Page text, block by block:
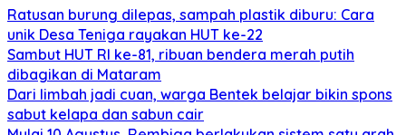
Ratusan burung dilepas, sampah plastik diburu: Cara
unik Desa Teniga rayakan HUT ke-22
Sambut HUT RI ke-81, ribuan bendera merah putih
dibagikan di Mataram
Dari limbah jadi cuan, warga Bentek belajar bikin spons
sabut kelapa dan sabun cair